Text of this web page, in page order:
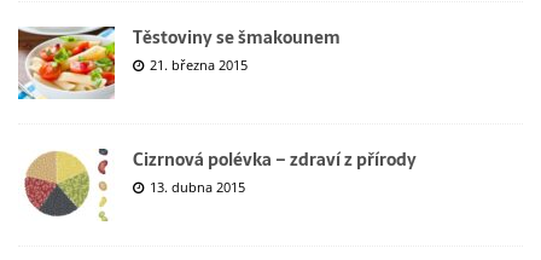
Těstoviny se šmakounem
21. března 2015
Cizrnová polévka – zdraví z přírody
13. dubna 2015